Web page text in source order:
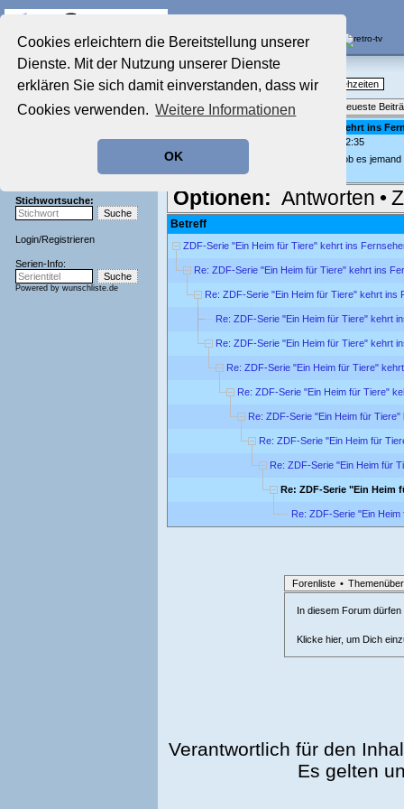
Cookies erleichtern die Bereitstellung unserer
Dienste. Mit der Nutzung unserer Dienste
erklären Sie sich damit einverstanden, dass wir
Cookies verwenden. Weitere Informationen
OK
Startseite
Aktuelles Forum
Film-Forum
Zeichentrick-Forum
Stichwortsuche:
Login/Registrieren
Serien-Info:
Powered by wunschliste.de
Nostalgieecke
TV-Erinnerungen an gute, alte Fernsehzeiten
Themenübersicht • Neues Thema
Neueste
Re: ZDF-Serie "Ein Heim für Tiere" kehrt ins
geschrieben von:
, 13.06.26 22:35
Kannst ja gern dein Glück versuchen, ob es jemand
Optionen: Antworten •
Betreff
ZDF-Serie "Ein Heim für Tiere" kehrt ins
Re: ZDF-Serie "Ein Heim für Tiere" kehrt ins
Re: ZDF-Serie "Ein Heim für Tiere" kehrt ins
Re: ZDF-Serie "Ein Heim für Tiere" kehrt
Re: ZDF-Serie "Ein Heim für Tiere" kehrt
Re: ZDF-Serie "Ein Heim für Tiere"
Re: ZDF-Serie "Ein Heim für Tiere"
Re: ZDF-Serie "Ein Heim für
Re: ZDF-Serie "Ein Heim für
Re: ZDF-Serie "Ein Heim für
Re: ZDF-Serie "Ein Heim
Re: ZDF-Serie "Ein
Forenliste •
In diesem Forum
Klicke hier, um Dich
Verantwortlich für den
Es gelten